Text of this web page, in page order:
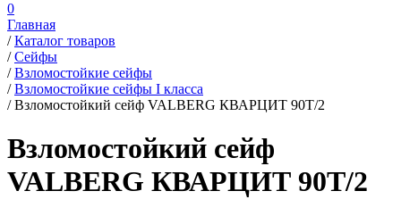
0
Главная
/ Каталог товаров
/ Сейфы
/ Взломостойкие сейфы
/ Взломостойкие сейфы I класса
/ Взломостойкий сейф VALBERG КВАРЦИТ 90Т/2
Взломостойкий сейф
VALBERG КВАРЦИТ 90Т/2